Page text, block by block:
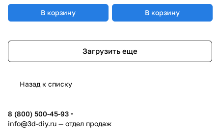
В корзину В корзину
Загрузить еще
Назад к списку
8 (800) 500-45-93
info@3d-diy.ru — отдел продаж